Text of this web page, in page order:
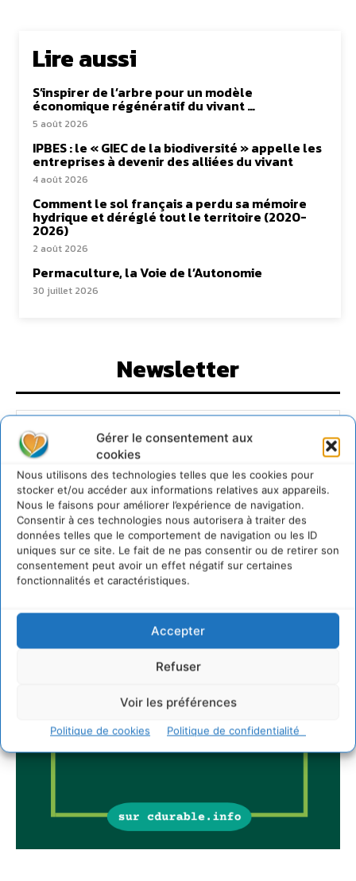
Gérer le consentement aux
cookies
Nous utilisons des technologies telles que les cookies pour
stocker et/ou accéder aux informations relatives aux appareils.
Nous le faisons pour améliorer l’expérience de navigation.
Consentir à ces technologies nous autorisera à traiter des
données telles que le comportement de navigation ou les ID
uniques sur ce site. Le fait de ne pas consentir ou de retirer son
consentement peut avoir un effet négatif sur certaines
fonctionnalités et caractéristiques.
Accepter
Refuser
Voir les préférences
Politique de cookies Politique de confidentialité
Lire aussi
S’inspirer de l’arbre pour un modèle
économique régénératif du vivant …
5 août 2026
IPBES : le « GIEC de la biodiversité » appelle les
entreprises à devenir des alliées du vivant
4 août 2026
Comment le sol français a perdu sa mémoire
hydrique et déréglé tout le territoire (2020-
2026)
2 août 2026
Permaculture, la Voie de l’Autonomie
30 juillet 2026
Newsletter
JE M'ABONNE